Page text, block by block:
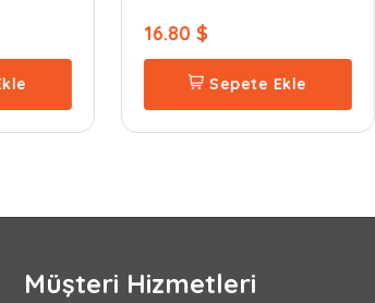
Sepete Ekle Sepete Ekle
Müşteri Hizmetleri